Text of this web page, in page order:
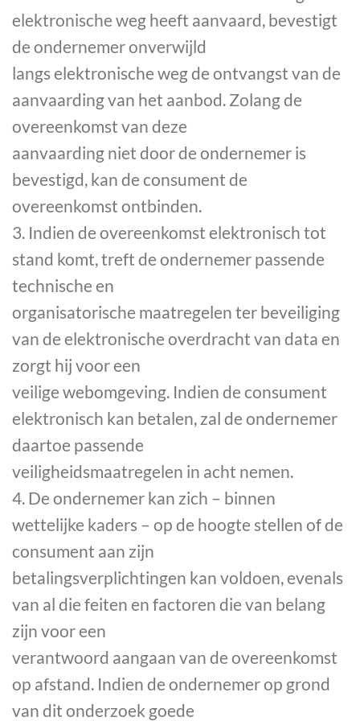
elektronische weg heeft aanvaard, bevestigt
de ondernemer onverwijld
langs elektronische weg de ontvangst van de
aanvaarding van het aanbod. Zolang de
overeenkomst van deze
aanvaarding niet door de ondernemer is
bevestigd, kan de consument de
overeenkomst ontbinden.
3. Indien de overeenkomst elektronisch tot
stand komt, treft de ondernemer passende
technische en
organisatorische maatregelen ter beveiliging
van de elektronische overdracht van data en
zorgt hij voor een
veilige webomgeving. Indien de consument
elektronisch kan betalen, zal de ondernemer
daartoe passende
veiligheidsmaatregelen in acht nemen.
4. De ondernemer kan zich – binnen
wettelijke kaders – op de hoogte stellen of de
consument aan zijn
betalingsverplichtingen kan voldoen, evenals
van al die feiten en factoren die van belang
zijn voor een
verantwoord aangaan van de overeenkomst
op afstand. Indien de ondernemer op grond
van dit onderzoek goede